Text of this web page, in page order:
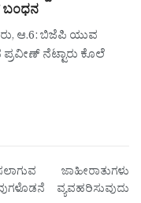
ಬಂಧನ
ಆ.6: ಬಿಜೆಪಿ ಯುವ
ನೆಟ್ಟಾರು ಕೊಲೆ
ಜಾಹೀರಾತುಗಳು
ವ್ಯವಹರಿಸುವುದು